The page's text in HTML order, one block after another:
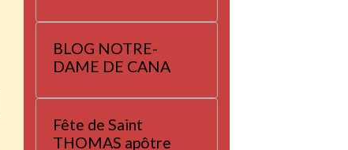
BLOG NOTRE-
DAME DE CANA
Fête de Saint
THOMAS apôtre